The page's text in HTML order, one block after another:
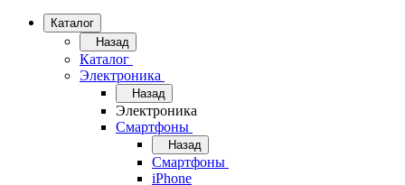
Каталог
Назад
Каталог
Электроника
Назад
Электроника
Смартфоны
Назад
Смартфоны
iPhone